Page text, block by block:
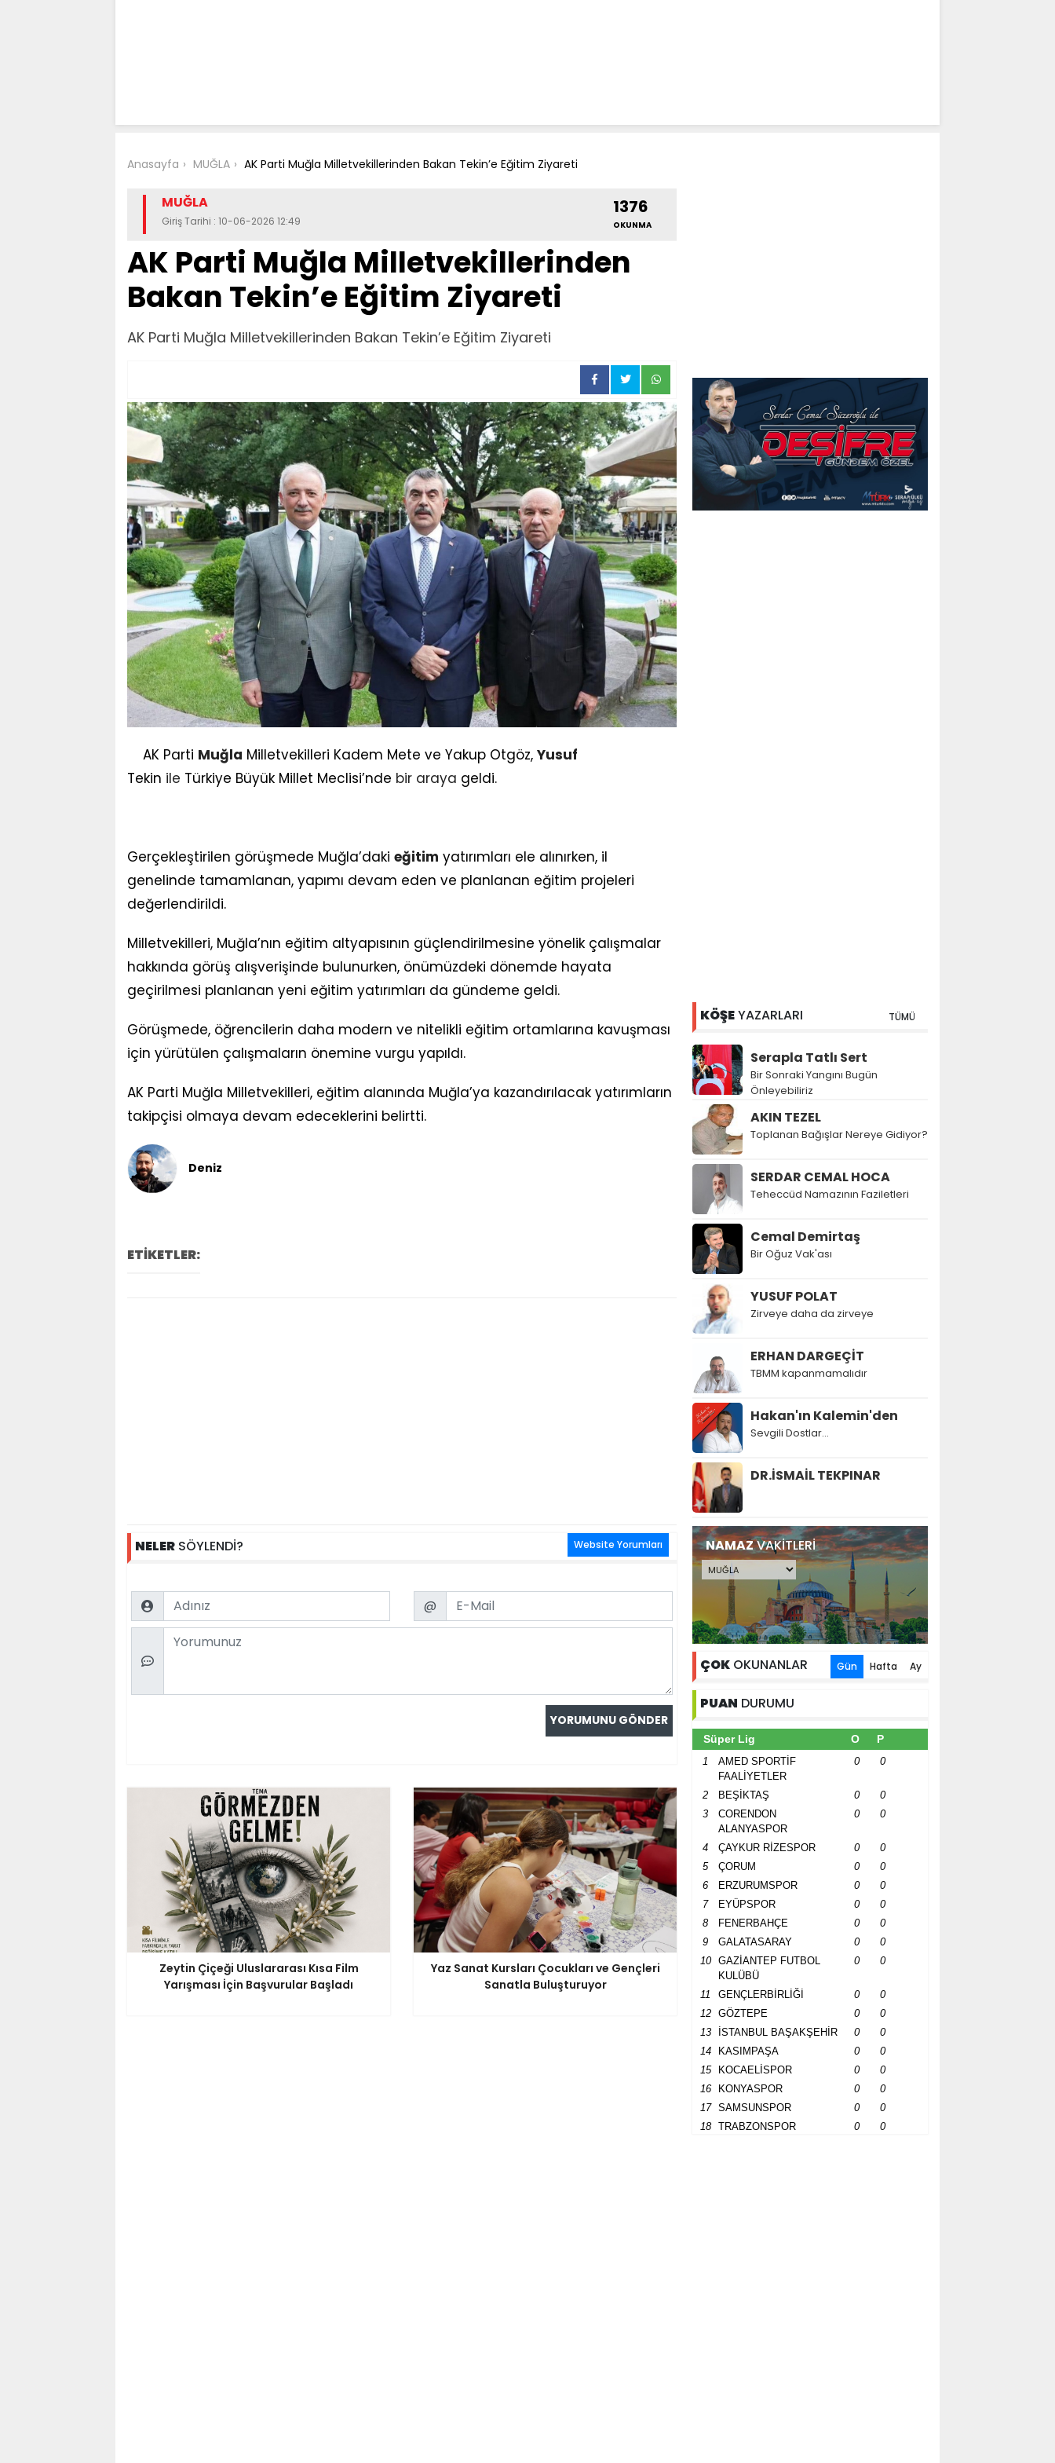
Anasayfa MUĞLA AK Parti Muğla Milletvekillerinden Bakan Tekin’e Eğitim Ziyareti
MUĞLA
Giriş Tarihi : 10-06-2026 12:49
1376
OKUNMA
AK Parti Muğla Milletvekillerinden
Bakan Tekin’e Eğitim Ziyareti
AK Parti Muğla Milletvekillerinden Bakan Tekin’e Eğitim Ziyareti
AK Parti Muğla Milletvekilleri Kadem Mete ve Yakup Otgöz, Yusuf
Tekin ile Türkiye Büyük Millet Meclisi’nde bir araya geldi.
Gerçekleştirilen görüşmede Muğla’daki eğitim yatırımları ele alınırken, il
genelinde tamamlanan, yapımı devam eden ve planlanan eğitim projeleri
değerlendirildi.
Milletvekilleri, Muğla’nın eğitim altyapısının güçlendirilmesine yönelik çalışmalar
hakkında görüş alışverişinde bulunurken, önümüzdeki dönemde hayata
geçirilmesi planlanan yeni eğitim yatırımları da gündeme geldi.
Görüşmede, öğrencilerin daha modern ve nitelikli eğitim ortamlarına kavuşması
için yürütülen çalışmaların önemine vurgu yapıldı.
AK Parti Muğla Milletvekilleri, eğitim alanında Muğla’ya kazandırılacak yatırımların
takipçisi olmaya devam edeceklerini belirtti.
Deniz
ETİKETLER:
NELER SÖYLENDİ? Website Yorumları
Name Email
@
Comment
Zeytin Çiçeği Uluslararası Kısa Film
Yarışması İçin Başvurular Başladı
Yaz Sanat Kursları Çocukları ve Gençleri
Sanatla Buluşturuyor
KÖŞEYAZARLARI TÜMÜ
Serapla Tatlı Sert
Bir Sonraki Yangını Bugün
Önleyebiliriz
AKIN TEZEL
Toplanan Bağışlar Nereye Gidiyor?
SERDAR CEMAL HOCA
Teheccüd Namazının Faziletleri
Cemal Demirtaş
Bir Oğuz Vak'ası
YUSUF POLAT
Zirveye daha da zirveye
ERHAN DARGEÇİT
TBMM kapanmamalıdır
Hakan'ın Kalemin'den
Sevgili Dostlar...
DR.İSMAİL TEKPINAR
NAMAZVAKİTLERİ
ÇOK OKUNANLAR Gün Hafta Ay
PUAN DURUMU
Süper Lig O P
1
AMED SPORTİF
FAALİYETLER
0 0
2 BEŞİKTAŞ 0
0
3
CORENDON
ALANYASPOR
0 0
4 ÇAYKUR RİZESPOR 0
0
5
ÇORUM 0
0
6
ERZURUMSPOR 0
0
7
EYÜPSPOR 0
0
8
FENERBAHÇE 0
0
9
GALATASARAY 0
0
10
GAZİANTEP FUTBOL
KULÜBÜ
0 0
11 GENÇLERBİRLİĞİ 0
0
12
GÖZTEPE 0
0
13
İSTANBUL BAŞAKŞEHİR 0
0
14
KASIMPAŞA 0
0
15
KOCAELİSPOR 0
0
16
KONYASPOR 0
0
17
SAMSUNSPOR 0
0
18
TRABZONSPOR 0 0